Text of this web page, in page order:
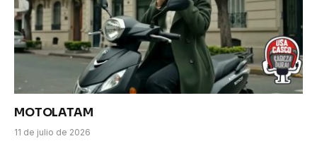
MOTOLATAM
11 de julio de 2026